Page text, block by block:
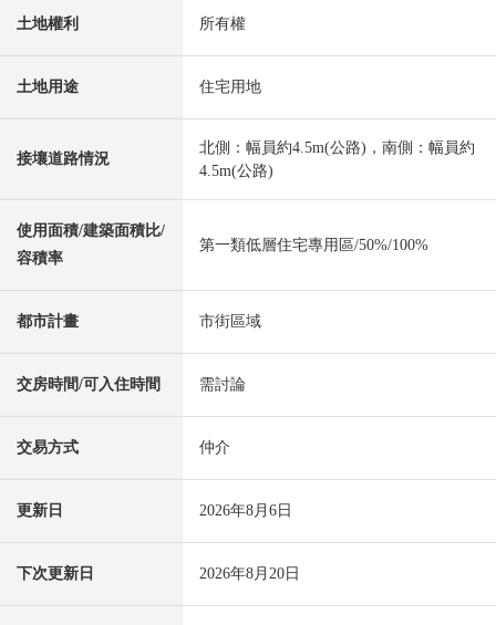
土地權利 所有權
土地用途 住宅用地
接壤道路情況
北側：幅員約4.5m(公路)，南側：幅員約
4.5m(公路)
使用面積/建築面積比/
容積率
第一類低層住宅專用區/50%/100%
都市計畫 市街區域
交房時間/可入住時間 需討論
交易方式 仲介
更新日 2026年8月6日
下次更新日 2026年8月20日